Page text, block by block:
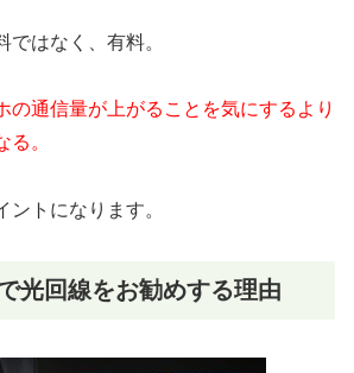
ではなく、有料。
の通信量が上がることを気にするより
る。
ントになります。
光回線をお勧めする理由